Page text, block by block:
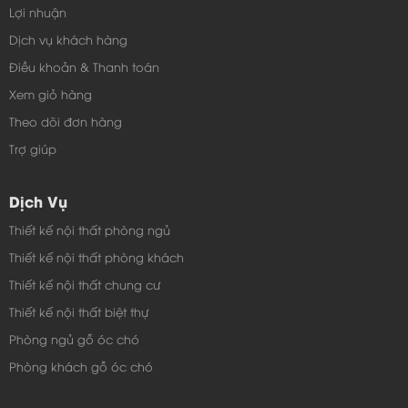
Lợi nhuận
Dịch vụ khách hàng
Điều khoản & Thanh toán
Xem giỏ hàng
Theo dõi đơn hàng
Trợ giúp
Dịch Vụ
Thiết kế nội thất phòng ngủ
Thiết kế nội thất phòng khách
Thiết kế nội thất chung cư
Thiết kế nội thất biệt thự
Phòng ngủ gỗ óc chó
Phòng khách gỗ óc chó